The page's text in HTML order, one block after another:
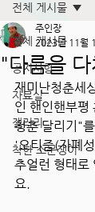
전체 게시물
공지사항
자료실
갤러리
착한 소문쟁이
전체 게시물
"다름을
주인장
2023년 11월
재미난청춘세
인 핸인핸부평
청춘 달리기"
'오티즘(자폐
추얼런 형태로
요.